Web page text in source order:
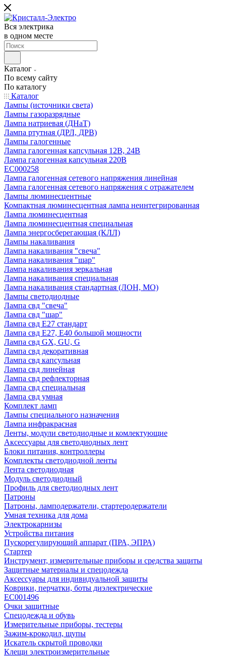
Вся электрика
в одном месте
Каталог
По всему сайту
По каталогу
Каталог
Лампы (источники света)
Лампы газоразрядные
Лампа натриевая (ДНаТ)
Лампа ртутная (ДРЛ, ДРВ)
Лампы галогенные
Лампа галогенная капсульная 12В, 24В
Лампа галогенная капсульная 220В
EC000258
Лампа галогенная сетевого напряжения линейная
Лампа галогенная сетевого напряжения с отражателем
Лампы люминесцентные
Компактная люминесцентная лампа неинтегрированная
Лампа люминесцентная
Лампа люминесцентная специальная
Лампа энергосберегающая (КЛЛ)
Лампы накаливания
Лампа накаливания "свеча"
Лампа накаливания "шар"
Лампа накаливания зеркальная
Лампа накаливания специальная
Лампа накаливания стандартная (ЛОН, МО)
Лампы светодиодные
Лампа свд "свеча"
Лампа свд "шар"
Лампа свд E27 стандарт
Лампа свд E27, Е40 большой мощности
Лампа свд GX, GU, G
Лампа свд декоративная
Лампа свд капсульная
Лампа свд линейная
Лампа свд рефлекторная
Лампа свд специальная
Лампа свд умная
Комплект ламп
Лампы специального назначения
Лампа инфракрасная
Ленты, модули светодиодные и комлектующие
Аксессуары для светодиодных лент
Блоки питания, контроллеры
Комплекты светодиодной ленты
Лента светодиодная
Модуль светодиодный
Профиль для светодиодных лент
Патроны
Патроны, ламподержатели, стартеродержатели
Умная техника для дома
Электрокарнизы
Устройства питания
Пускорегулирующий аппарат (ПРА, ЭПРА)
Стартер
Инструмент, измерительные приборы и средства защиты
Защитные материалы и спецодежда
Аксессуары для индивидуальной защиты
Коврики, перчатки, боты диэлектрические
EC001496
Очки защитные
Спецодежда и обувь
Измерительные приборы, тестеры
Зажим-крокодил, щупы
Искатель скрытой проводки
Клещи электроизмерительные